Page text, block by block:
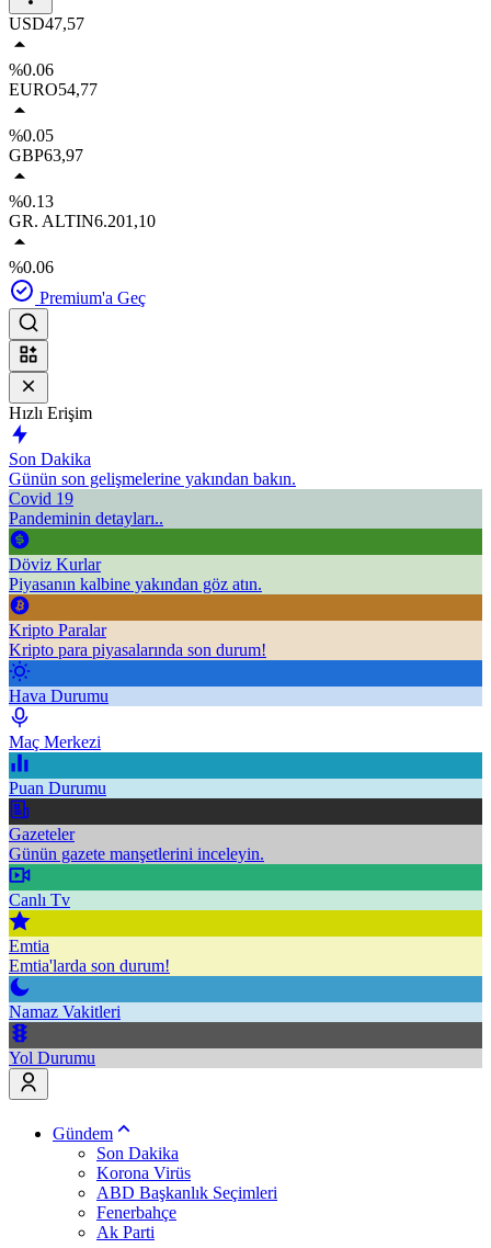
USD47,57
%0.06
EURO54,77
%0.05
GBP63,97
%0.13
GR. ALTIN6.201,10
%0.06
Premium'a Geç
Hızlı Erişim
Son Dakika
Günün son gelişmelerine yakından bakın.
Covid 19
Pandeminin detayları..
Döviz Kurlar
Piyasanın kalbine yakından göz atın.
Kripto Paralar
Kripto para piyasalarında son durum!
Hava Durumu
Maç Merkezi
Puan Durumu
Gazeteler
Günün gazete manşetlerini inceleyin.
Canlı Tv
Emtia
Emtia'larda son durum!
Namaz Vakitleri
Yol Durumu
Gündem
Son Dakika
Korona Virüs
ABD Başkanlık Seçimleri
Fenerbahçe
Ak Parti